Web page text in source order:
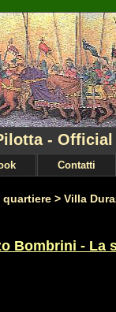
-
Contatti
> Villa
Bombrini - La